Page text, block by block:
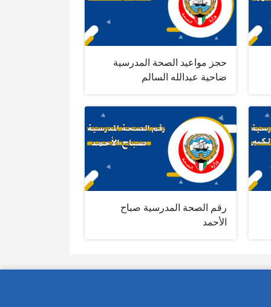
حجز مواعيد الصحة المدرسية
ضاحية عبدالله السالم
رقم الصحة المدرسية صباح
الأحمد